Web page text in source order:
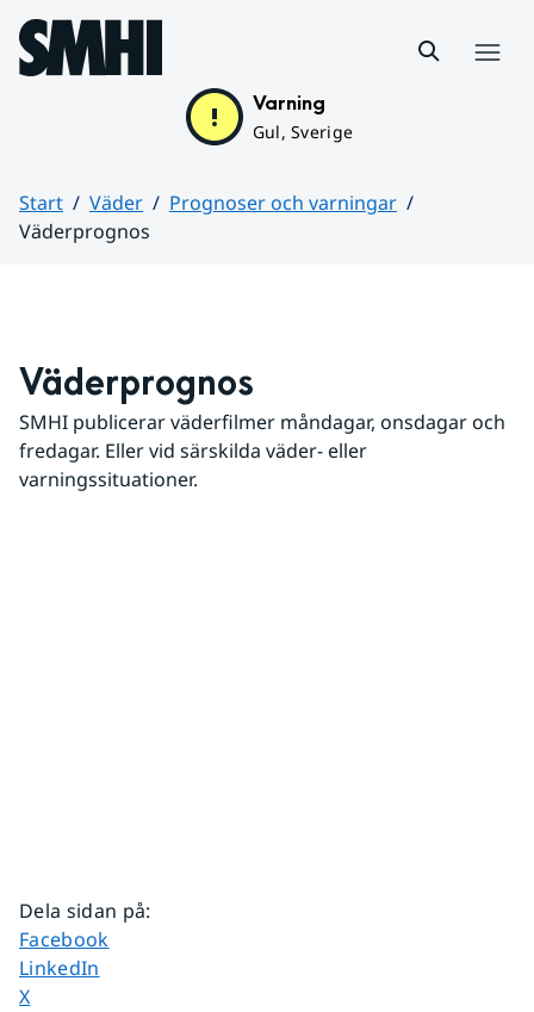
Hoppa till sidans innehåll
Varning
Gul, Sverige
Start Väder
Prognoser och varningar
Väderprognos
Väderprognos
SMHI publicerar väderfilmer måndagar, onsdagar och
fredagar. Eller vid särskilda väder- eller
varningssituationer.
Dela sidan på:
Dela sidan på
Facebook
Dela sidan på
LinkedIn
Dela sidan på
X